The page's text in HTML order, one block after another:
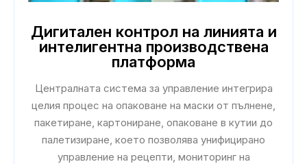
Дигитален контрол на линията и
интелигентна производствена
платформа
Централната система за управление интегрира
целия процес на опаковане на маски от пълнене,
пакетиране, картониране, опаковане в кутии до
палетизиране, което позволява унифицирано
управление на рецепти, мониторинг на